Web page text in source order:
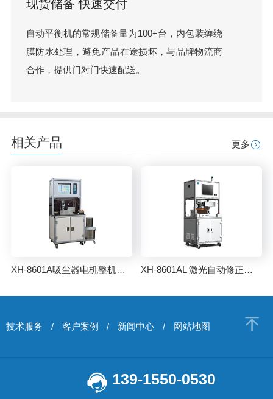
现货储备 快速交付
自动平衡机的常规储备量为100+台，内包装缠绕
膜防水处理，避免产品在途损坏，与品牌物流商
合作，提供门对门快速配送。
相关产品 更多
XH-8601A吸尘器电机整机自动平衡机 XH-8601AL 激光自动修正平衡机
技术服务 / 客户案例 / 新闻中心 / 网站地图
139-1550-0530